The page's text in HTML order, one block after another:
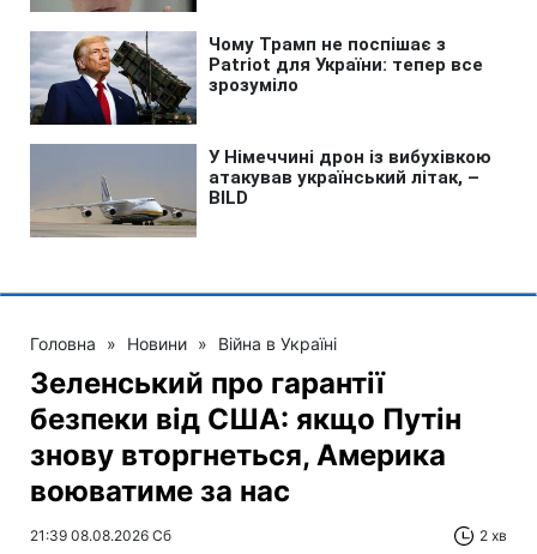
Головна » Новини » Війна в Україні
Зеленський про гарантії
безпеки від США: якщо Путін
знову вторгнеться, Америка
воюватиме за нас
21:39 08.08.2026 Сб 2 хв